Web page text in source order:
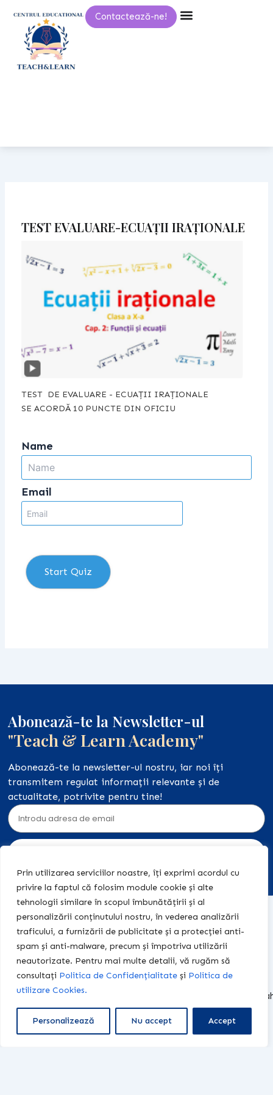
Prin utilizarea serviciilor noastre, îți exprimi acordul cu
privire la faptul că folosim module cookie și alte
tehnologii similare în scopul îmbunătățirii și al
personalizării conținutului nostru, în vederea analizării
traficului, a furnizării de publicitate și a protecției anti-
spam și anti-malware, precum și împotriva utilizării
neautorizate. Pentru mai multe detalii, vă rugăm să
consultați Politica de Confidențialitate și Politica de
utilizare Cookies.
Personalizează Nu accept Accept
content
Contactează-ne!
TEST EVALUARE-ECUAȚII IRAȚIONALE
TEST DE EVALUARE - ECUAȚII IRAȚIONALE
SE ACORDĂ 10 PUNCTE DIN OFICIU
Name
Email
Start Quiz
Abonează-te la Newsletter-ul
"Teach & Learn Academy"
Abonează-te la newsletter-ul nostru, iar noi îți
transmitem regulat informații relevante și de
actualitate, potrivite pentru tine!
Acasă
Editura
Teach &
Learn
Centrul
Educațional
Acțiuni
legale
Politica de
Confidențialitate
Politica de
+40 774
455 409
contact@teach-
learn-
academy.ro